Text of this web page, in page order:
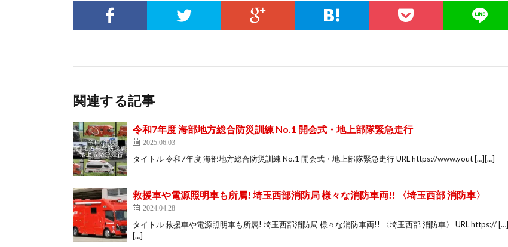
関連する記事
令和7年度 海部地方総合防災訓練 No.1 開会式・地上部隊緊急走行
2025.06.03
タイトル 令和7年度 海部地方総合防災訓練 No.1 開会式・地上部隊緊急走行 URL https://www.yout […][…]
救援車や電源照明車も所属! 埼玉西部消防局 様々な消防車両!! 〈埼玉西部 消防車〉
2024.04.28
タイトル 救援車や電源照明車も所属! 埼玉西部消防局 様々な消防車両!! 〈埼玉西部 消防車〉 URL https:// […]
[…]